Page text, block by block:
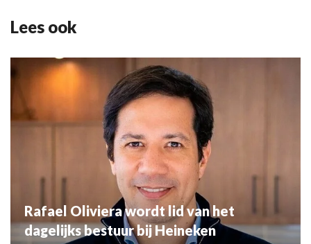
Lees ook
Rafael Oliviera wordt lid van het
dagelijks bestuur bij Heineken